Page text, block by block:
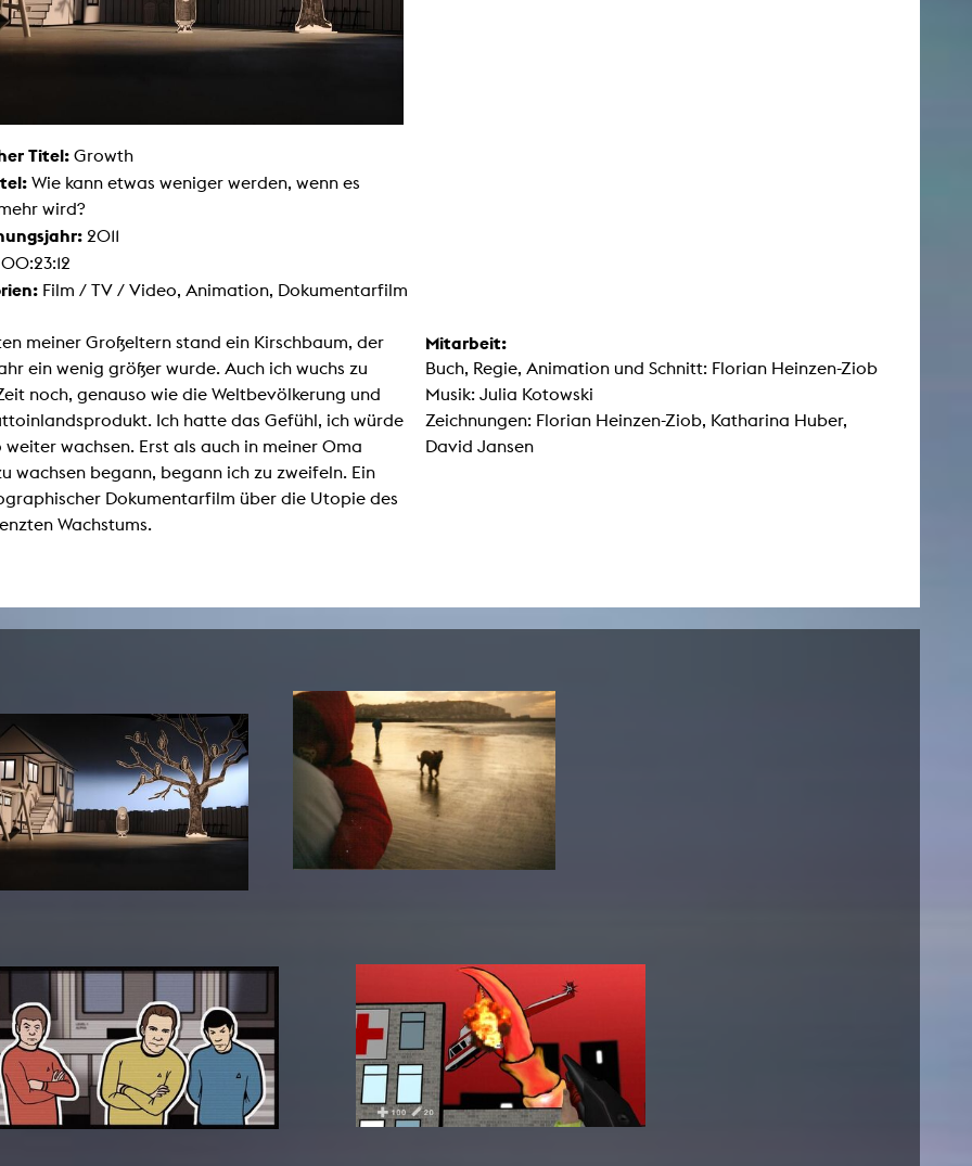
Titel: Growth
Wie kann etwas weniger werden, wenn es
wird?
2011
00:23:12
Film / TV / Video, Animation, Dokumentarfilm
meiner Großeltern stand ein Kirschbaum, der
ein wenig größer wurde. Auch ich wuchs zu
noch, genauso wie die Weltbevölkerung und
Ich hatte das Gefühl, ich würde
weiter wachsen. Erst als auch in meiner Oma
wachsen begann, begann ich zu zweifeln. Ein
Dokumentarfilm über die Utopie des
Wachstums.
Mitarbeit:
Buch, Regie, Animation und Schnitt: Florian Heinzen-Ziob
Musik: Julia Kotowski
Zeichnungen: Florian Heinzen-Ziob, Katharina Huber,
David Jansen
Malerei / Skulptur
Multispecies Storytelling
Netze
Studies in Künsten und Wissenschaft
Aula
Case – Projektraum Fotgrafie
3-D-Labor
Fotolabor
Grading
Infrastruktur
Elektroniklabor
Multispecies Studio
Kameratechnik
Schnittplätze
Tonstudios
Werkstatt
Zentrale Ausleihe
Digitale Bibliothek
Zeitschriften
Sounds
Semesterapparate
KHM Verlag
edition KHM
Neuerwerbungen
Top 10 Ausleihe
Rara
Open Access
Personen
Gleichstellung
Nützliche Hilfen / Kontakte
Förderpreis für FLINTA*
Studium mit Kind
Antidiskriminierung
Ombudsstellen
AStA und StuPa
Meldestelle Hinweisgeberschutzgesetz
AGG-Beschwerdestelle
Alle Termine